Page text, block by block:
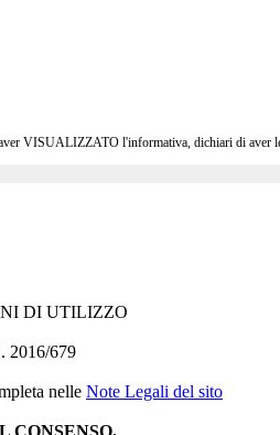
VISUALIZZATO l'informativa, dichiari di aver
DI UTILIZZO
2016/679
nelle Note Legali del sito